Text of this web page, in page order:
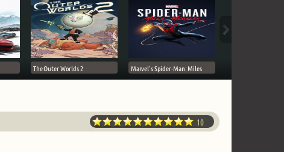
The Outer Worlds 2 Marvel's Spider-Man: Miles
10